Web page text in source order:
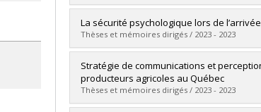
Graduate :Bélanger, Jérôme
Cycle : Master's
Grade :M. Sc.
Lien vers le document dans Papyrus
La sécurité psychologique lors de
Thèses et mémoires dirigés / 2023 - 2023
Graduate :Renaud, Janie
Cycle :Master's
Grade :M. Sc.
Lien vers le document dans Papyrus
Stratégie de communications et
producteurs agricoles au Québec
Thèses et mémoires dirigés / 2023 - 2023